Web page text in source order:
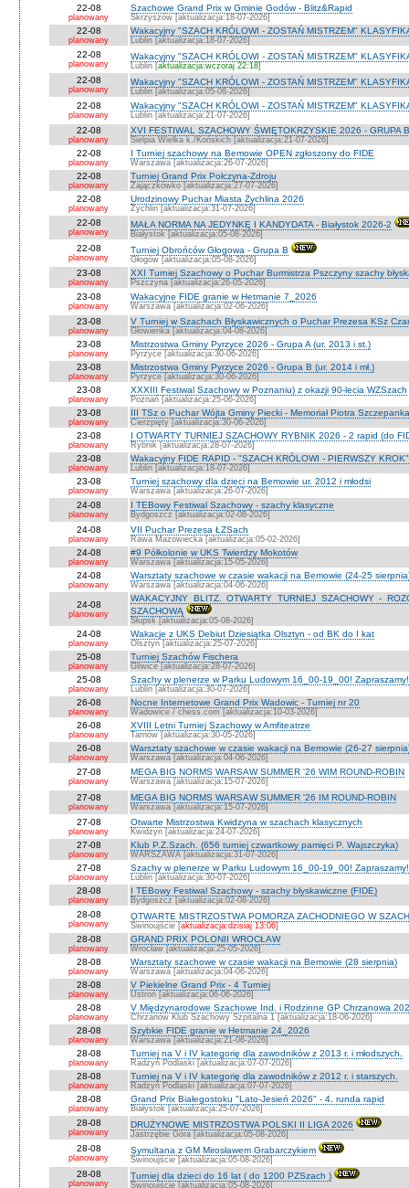
22-08
planowany
Szachowe Grand Prix w Gminie Godów - Blitz&Rapid
Skrzyszów [aktualizacja:18-07-2026]
22-08
planowany
Wakacyjny "SZACH KRÓLOWI - ZOSTAŃ MISTRZEM"
Lublin [aktualizacja:18-07-2026]
22-08
planowany
Wakacyjny "SZACH KRÓLOWI - ZOSTAŃ MISTRZEM"
Lublin [aktualizacja:wczoraj 22:18]
22-08
planowany
Wakacyjny "SZACH KRÓLOWI - ZOSTAŃ MISTRZEM"
Lublin [aktualizacja:05-08-2026]
22-08
planowany
Wakacyjny "SZACH KRÓLOWI - ZOSTAŃ MISTRZEM"
Lublin [aktualizacja:21-07-2026]
22-08
planowany
XVI FESTIWAL SZACHOWY ŚWIĘTOKRZYSKIE 2026 - GRUPA B
Sielpia Wielka k./Końskich [aktualizacja:21-07-2026]
22-08
planowany
I Turniej szachowy na Bemowie OPEN zgłoszony do FIDE
Warszawa [aktualizacja:26-07-2026]
22-08
planowany
Turniej Grand Prix Połczyna-Zdroju
Zajączkówko [aktualizacja:27-07-2026]
22-08
planowany
Urodzinowy Puchar Miasta Żychlina 2026
Żychlin [aktualizacja:31-07-2026]
22-08
planowany
MAŁA NORMA NA JEDYNKĘ I KANDYDATA - Białystok 2026-2
Białystok [aktualizacja:05-08-2026]
22-08
planowany
Turniej Obrońców Głogowa - Grupa B
Głogów [aktualizacja:05-08-2026]
23-08
planowany
XXI Turniej Szachowy o Puchar Burmistrza Pszczyny szachy
Pszczyna [aktualizacja:26-05-2026]
23-08
planowany
Wakacyjne FIDE granie w Hetmanie 7_2026
Warszawa [aktualizacja:02-06-2026]
23-08
planowany
V Turniej w Szachach Błyskawicznych o Puchar Prezesa KSz
Głowienka [aktualizacja:04-08-2026]
23-08
planowany
Mistrzostwa Gminy Pyrzyce 2026 - Grupa A (ur. 2013 i st.)
Pyrzyce [aktualizacja:30-06-2026]
23-08
planowany
Mistrzostwa Gminy Pyrzyce 2026 - Grupa B (ur. 2014 i mł.)
Pyrzyce [aktualizacja:30-06-2026]
23-08
planowany
XXXIII Festiwal Szachowy w Poznaniu) z okazji 90-lecia WZSzach
Poznań [aktualizacja:25-06-2026]
23-08
planowany
III TSz o Puchar Wójta Gminy Piecki - Memoriał Piotra
Cierzpięty [aktualizacja:30-06-2026]
23-08
planowany
I OTWARTY TURNIEJ SZACHOWY RYBNIK 2026 - 2 rapid (do
Rybnik [aktualizacja:28-07-2026]
23-08
planowany
Wakacyjny FIDE RAPID - "SZACH KRÓLOWI - PIERWSZY
Lublin [aktualizacja:18-07-2026]
23-08
planowany
Turniej szachowy dla dzieci na Bemowie ur. 2012 i młodsi
Warszawa [aktualizacja:26-07-2026]
24-08
planowany
I TEBowy Festiwal Szachowy - szachy klasyczne
Bydgoszcz [aktualizacja:02-08-2026]
24-08
planowany
VII Puchar Prezesa ŁZSach
Rawa Mazowiecka [aktualizacja:05-02-2026]
24-08
planowany
#9 Półkolonie w UKS Twierdzy Mokotów
Warszawa [aktualizacja:15-05-2026]
24-08
planowany
Warsztaty szachowe w czasie wakacji na Bemowie (24-25
Warszawa [aktualizacja:04-06-2026]
24-08
planowany
WAKACYJNY BLITZ. OTWARTY TURNIEJ SZACHOWY -
SZACHOWĄ
Słupsk [aktualizacja:05-08-2026]
24-08
planowany
Wakacje z UKS Debiut Dziesiątka Olsztyn - od BK do I kat
Olsztyn [aktualizacja:25-07-2026]
25-08
planowany
Turniej Szachów Fischera
Gliwice [aktualizacja:28-07-2026]
25-08
planowany
Szachy w plenerze w Parku Ludowym 16_00-19_00! Zapraszamy!
Lublin [aktualizacja:30-07-2026]
26-08
planowany
Nocne Internetowe Grand Prix Wadowic - Turniej nr 20
Wadowice / chess.com [aktualizacja:10-03-2026]
26-08
planowany
XVIII Letni Turniej Szachowy w Amfiteatrze
Tarnów [aktualizacja:30-05-2026]
26-08
planowany
Warsztaty szachowe w czasie wakacji na Bemowie (26-27
Warszawa [aktualizacja:04-06-2026]
27-08
planowany
MEGA BIG NORMS WARSAW SUMMER '26 WIM ROUND-ROBIN
Warszawa [aktualizacja:15-07-2026]
27-08
planowany
MEGA BIG NORMS WARSAW SUMMER '26 IM ROUND-ROBIN
Warszawa [aktualizacja:15-07-2026]
27-08
planowany
Otwarte Mistrzostwa Kwidzyna w szachach klasycznych
Kwidzyn [aktualizacja:24-07-2026]
27-08
planowany
Klub P.Z.Szach. (656 turniej czwartkowy pamięci P. Wajszczyka)
WARSZAWA [aktualizacja:31-07-2026]
27-08
planowany
Szachy w plenerze w Parku Ludowym 16_00-19_00! Zapraszamy!
Lublin [aktualizacja:30-07-2026]
28-08
planowany
I TEBowy Festiwal Szachowy - szachy błyskawiczne (FIDE)
Bydgoszcz [aktualizacja:02-08-2026]
28-08
planowany
OTWARTE MISTRZOSTWA POMORZA ZACHODNIEGO W
Świnoujście [aktualizacja:dzisiaj 13:06]
28-08
planowany
GRAND PRIX POLONII WROCŁAW
Wrocław [aktualizacja:25-05-2026]
28-08
planowany
Warsztaty szachowe w czasie wakacji na Bemowie (28 sierpnia)
Warszawa [aktualizacja:04-06-2026]
28-08
planowany
V Piekielne Grand Prix - 4 Turniej
Ustroń [aktualizacja:06-06-2026]
28-08
planowany
V Międzynarodowe Szachowe Ind. i Rodzinne GP Chrzanowa
Chrzanów Klub Szachowy Szpitalna 1 [aktualizacja:18-06-2026]
28-08
planowany
Szybkie FIDE granie w Hetmanie 24_2026
Warszawa [aktualizacja:21-06-2026]
28-08
planowany
Turniej na V i IV kategorię dla zawodników z 2013 r. i młodszych.
Radzyń Podlaski [aktualizacja:07-07-2026]
28-08
planowany
Turniej na V i IV kategorię dla zawodników z 2012 r. i starszych.
Radzyń Podlaski [aktualizacja:07-07-2026]
28-08
planowany
Grand Prix Białegostoku "Lato-Jesień 2026" - 4. runda rapid
Białystok [aktualizacja:25-07-2026]
28-08
planowany
DRUŻYNOWE MISTRZOSTWA POLSKI II LIGA 2026
Jastrzębie Góra [aktualizacja:05-08-2026]
28-08
planowany
Symultana z GM Mirosławem Grabarczykiem
Świnoujście [aktualizacja:05-08-2026]
28-08
planowany
Turniej dla dzieci do 16 lat ( do 1200 PZSzach )
Świnoujście [aktualizacja:05-08-2026]